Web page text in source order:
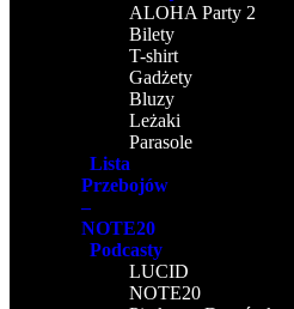
ALOHA Party 2
Bilety
T-shirt
Gadżety
Bluzy
Leżaki
Parasole
Lista
Przebojów
–
NOTE20
Podcasty
LUCID
NOTE20